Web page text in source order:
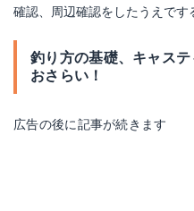
確認、周辺確認をしたうえです
釣り方の基礎、キャス
おさらい！
広告の後に記事が続きます